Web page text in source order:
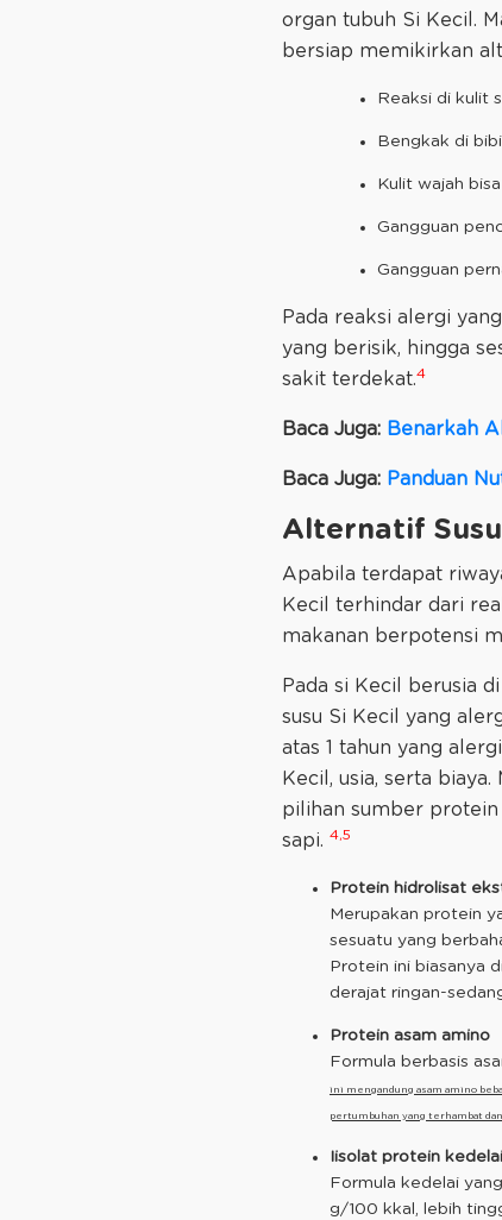
organ tubuh Si Kecil.
bersiap memikirkan
Reaksi di kulit
Bengkak di
Kulit wajah
Gangguan
Gangguan
Pada reaksi alergi
yang berisik, hingga
sakit terdekat.4
Baca Juga: Benarkah
Baca Juga: Panduan
Alternatif
Apabila terdapat
Kecil terhindar dari
makanan berpotensi
Pada si Kecil berusia
susu Si Kecil yang
atas 1 tahun yang
Kecil, usia, serta
pilihan sumber protein
sapi. 4,5
Protein hidrolisat
Merupakan protein
sesuatu yang
Protein ini biasanya
derajat ringan-
Protein asam amino
Formula berbasis
ini mengandung asam amino
pertumbuhan yang terhambat
Iisolat protein kedelai
Formula kedelai
g/100 kkal, lebih